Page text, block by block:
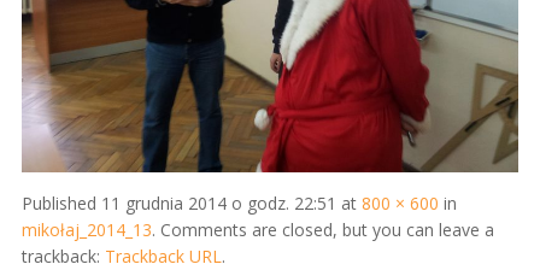
Published 11 grudnia 2014 o godz. 22:51 at 800 × 600 in
mikołaj_2014_13. Comments are closed, but you can leave a
trackback: Trackback URL.